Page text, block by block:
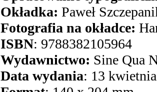
Okładka: Paweł
Fotografia na okładce:
ISBN: 9788382105964
Wydawnictwo: Sine Qua
Data wydania: 13